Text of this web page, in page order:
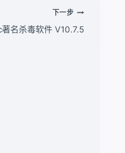
下一步
名杀毒软件 V10.7.5